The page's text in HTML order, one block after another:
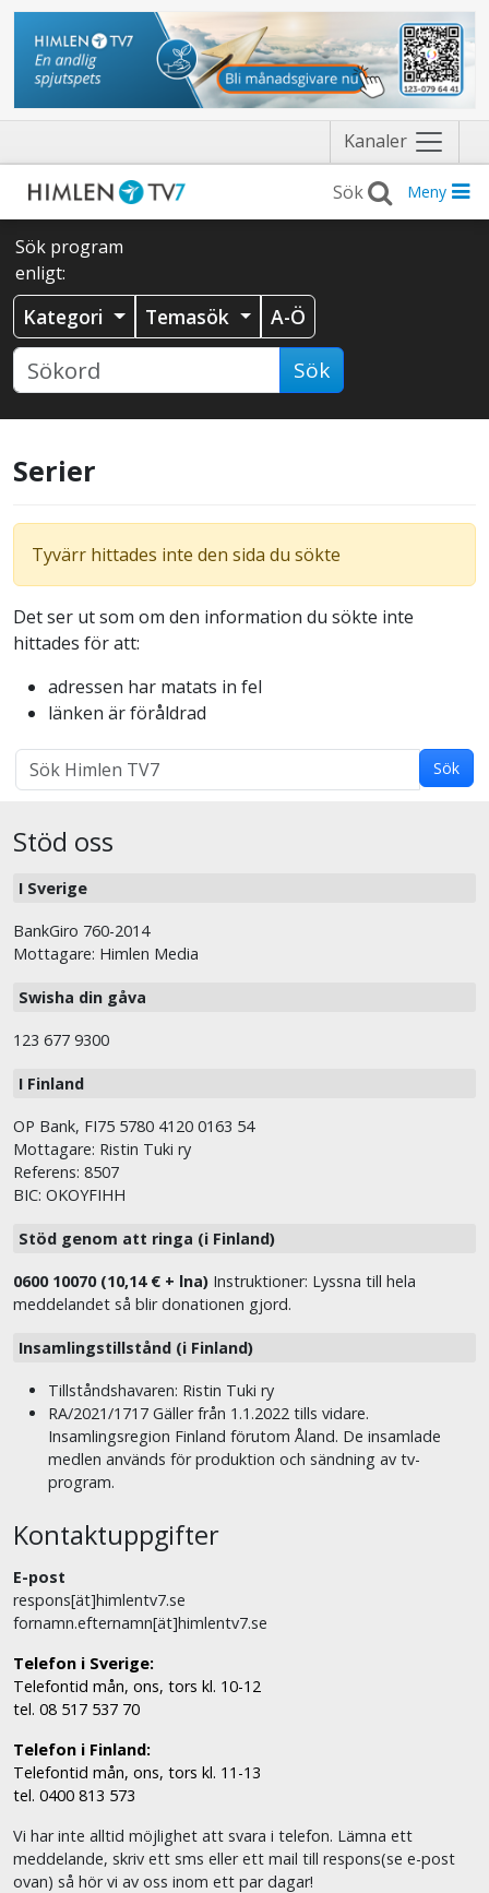
Kanaler Näytä
valikko
Meny
Sök program
enligt:
Kategori Temasök A-Ö
Sök
Serier
Tyvärr hittades inte den sida du sökte
Det ser ut som om den information du sökte inte
hittades för att:
adressen har matats in fel
länken är föråldrad
Sök
med
Sök
Stöd oss
I Sverige
BankGiro 760-2014
Mottagare: Himlen Media
Swisha din gåva
123 677 9300
I Finland
OP Bank, FI75 5780 4120 0163 54
Mottagare: Ristin Tuki ry
Referens: 8507
BIC: OKOYFIHH
Stöd genom att ringa (i Finland)
0600 10070 (10,14 € + lna) Instruktioner: Lyssna till hela
meddelandet så blir donationen gjord.
Insamlingstillstånd (i Finland)
Tillståndshavaren: Ristin Tuki ry
RA/2021/1717 Gäller från 1.1.2022 tills vidare.
Insamlingsregion Finland förutom Åland. De insamlade
medlen används för produktion och sändning av tv-
program.
Kontaktuppgifter
E-post
respons[ät]himlentv7.se
fornamn.efternamn[ät]himlentv7.se
Telefon i Sverige:
Telefontid mån, ons, tors kl. 10-12
tel. 08 517 537 70
Telefon i Finland:
Telefontid mån, ons, tors kl. 11-13
tel. 0400 813 573
Vi har inte alltid möjlighet att svara i telefon. Lämna ett
meddelande, skriv ett sms eller ett mail till respons(se e-post
ovan) så hör vi av oss inom ett par dagar!